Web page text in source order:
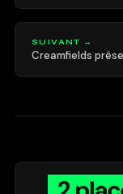
SUIVANT →
Creamfields